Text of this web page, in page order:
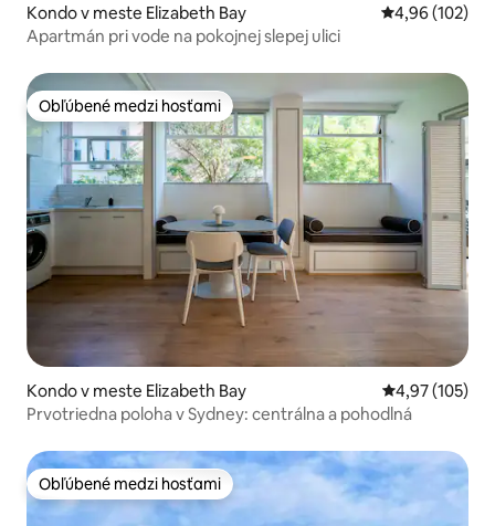
Kondo v meste Elizabeth Bay Priemerné
4,96 (102)
Apartmán pri vode na pokojnej slepej ulici
Obľúbené medzi hosťami
Obľúbené medzi hosťami
Kondo v meste Elizabeth Bay Priemerné
4,97 (105)
Prvotriedna poloha v Sydney: centrálna a pohodlná
Obľúbené medzi hosťami
Obľúbené medzi hosťami